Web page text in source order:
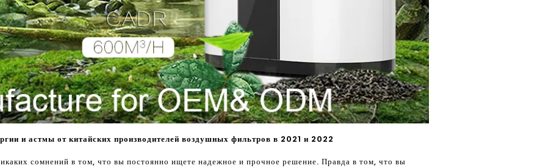
и астмы от китайских производителей воздушных фильтров в 2021 и 2022
сомнений в том, что вы постоянно ищете надежное и прочное решение. Правда в том, что вы